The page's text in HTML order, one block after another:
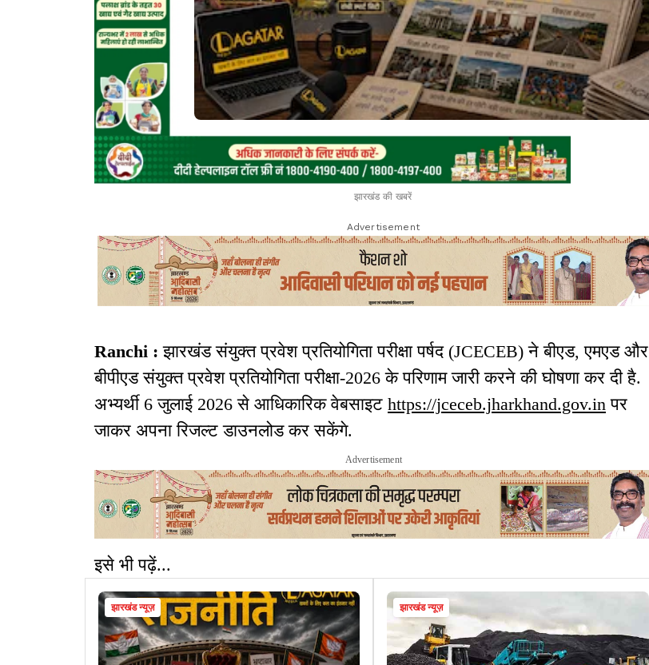
झारखंड की खबरें
Advertisement
Ranchi : झारखंड संयुक्त प्रवेश प्रतियोगिता परीक्षा पर्षद (JCECEB) ने बीएड, एमएड और
बीपीएड संयुक्त प्रवेश प्रतियोगिता परीक्षा-2026 के परिणाम जारी करने की घोषणा कर दी है.
अभ्यर्थी 6 जुलाई 2026 से आधिकारिक वेबसाइट https://jceceb.jharkhand.gov.in पर
जाकर अपना रिजल्ट डाउनलोड कर सकेंगे.
Advertisement
इसे भी पढ़ें...
झारखंड न्यूज़ झारखंड न्यूज़